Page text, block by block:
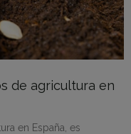
de agricultura en
en España, es